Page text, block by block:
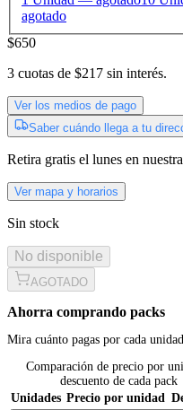
agotado
$650
3 cuotas de $217 sin interés.
Ver los medios de pago
Saber cuándo llega a tu
Retira gratis el lunes en
Ver mapa y horarios
Sin stock
No disponible
AGOTADO
Ahorra comprando packs
Mira cuánto pagas por cada
Comparación de precio por
descuento de cada pack
Unidades Precio por unidad